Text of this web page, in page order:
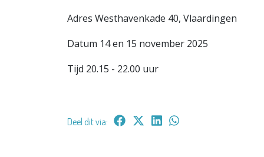
Adres Westhavenkade 40, Vlaardingen
Datum 14 en 15 november 2025
Tijd 20.15 - 22.00 uur
Deel dit via: